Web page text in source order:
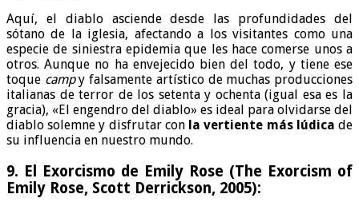
Aquí, el diablo asciende desde las profundidades del
sótano de la iglesia, afectando a los visitantes como una
especie de siniestra epidemia que les hace comerse unos a
otros. Aunque no ha envejecido bien del todo, y tiene ese
toque campy falsamente artístico de muchas producciones
italianas de terror de los setenta y ochenta (igual esa es la
gracia), «El engendro del diablo» es ideal para olvidarse del
diablo solemne y disfrutar con la vertiente más lúdica de
su influencia en nuestro mundo.
9. El Exorcismo de Emily Rose (The Exorcism of
Emily Rose, Scott Derrickson, 2005):